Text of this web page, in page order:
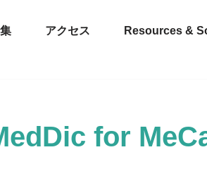
アクセス Resources &
for